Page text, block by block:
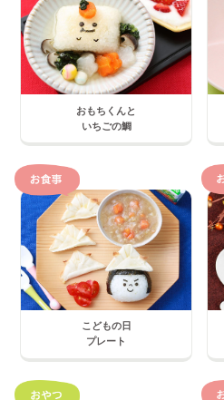
おもちくんと
いちごの鯛
こどもの日
プレート